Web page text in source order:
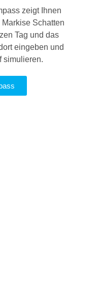
zeigt Ihnen
Schatten
Tag und das
eingeben und
simulieren.